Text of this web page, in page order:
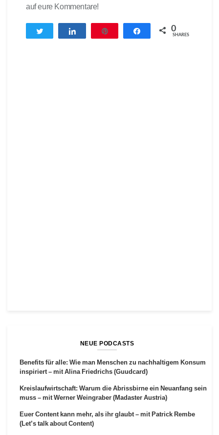
auf eure Kommentare!
Twittern Teilen 0
SHARES
NEUE PODCASTS
Benefits für alle: Wie man Menschen zu nachhaltigem Konsum
inspiriert – mit Alina Friedrichs (Guudcard)
Kreislaufwirtschaft: Warum die Abrissbirne ein Neuanfang sein
muss – mit Werner Weingraber (Madaster Austria)
Euer Content kann mehr, als ihr glaubt – mit Patrick Rembe
(Let’s talk about Content)